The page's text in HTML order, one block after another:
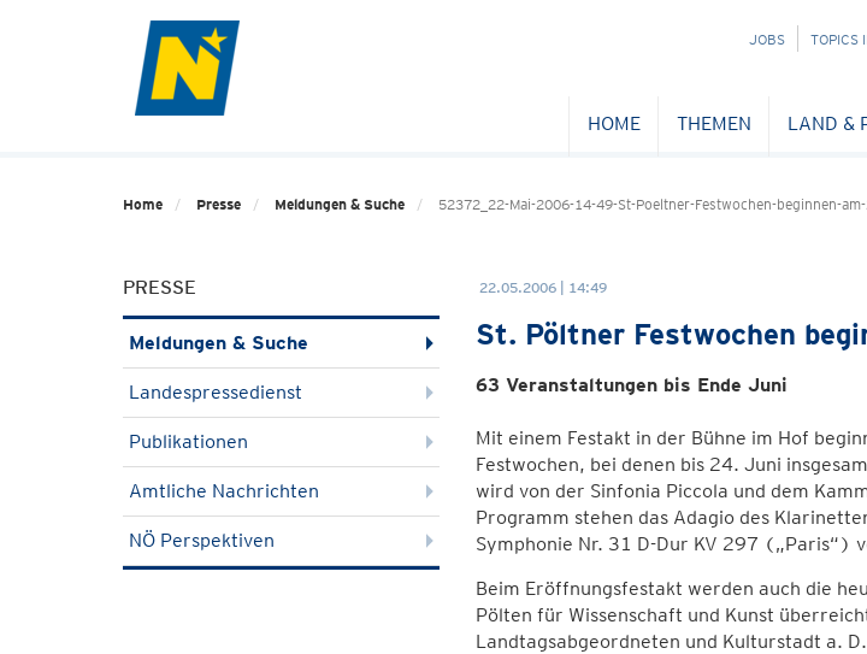
NAVIGATION
JOBS TOPICS
HOME THEMEN LAND &
Home Presse Meldungen & Suche 52372_22-Mai-2006-14-49-St-Poeltner-Festwochen-beginnen-
PRESSE
Meldungen & Suche
Landespressedienst
Publikationen
Amtliche Nachrichten
NÖ Perspektiven
22.05.2006 | 14:49
St. Pöltner Festwochen
63 Veranstaltungen bis Ende Juni
Mit einem Festakt in der Bühne im Hof
Festwochen, bei denen bis 24. Juni
wird von der Sinfonia Piccola und dem
Programm stehen das Adagio des
Symphonie Nr. 31 D-Dur KV 297 („Paris“)
Beim Eröffnungsfestakt werden auch die
Pölten für Wissenschaft und Kunst
Landtagsabgeordneten und Kulturstadt a.